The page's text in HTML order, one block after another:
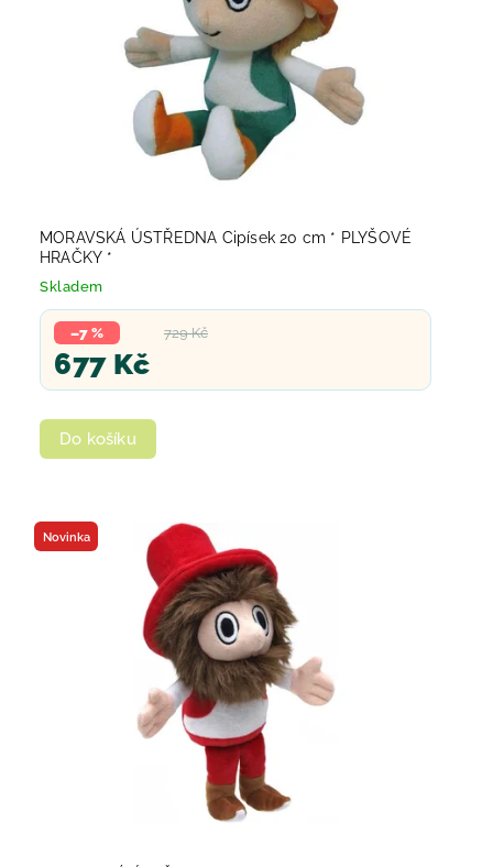
MORAVSKÁ ÚSTŘEDNA Cipísek 20 cm * PLYŠOVÉ
HRAČKY *
Skladem
729 Kč
–7 %
677 Kč
Do košíku
Novinka